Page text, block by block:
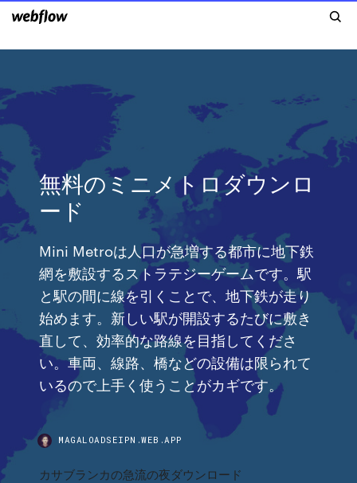
無料のミニメトロダウンロ
ード
Mini Metroは人口が急増する都市に地下鉄
網を敷設するストラテジーゲームです。駅
と駅の間に線を引くことで、地下鉄が走り
始めます。新しい駅が開設するたびに敷き
直して、効率的な路線を目指してくださ
い。車両、線路、橋などの設備は限られて
いるので上手く使うことがカギです。
MAGALOADSEIPN.WEB.APP
カサブランカの急流の夜ダウンロード